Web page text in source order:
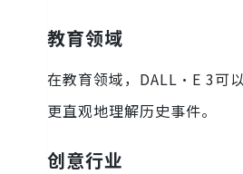
教育领域
在教育领域，DALL·E 3可
更直观地理解历史事件。
创意行业